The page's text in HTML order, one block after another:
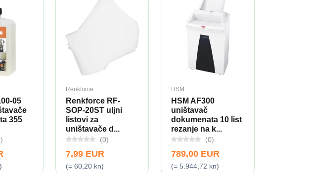
05
355
Renkforce
Renkforce RF-
SOP-20ST uljni
listovi za
uništavače d...
(0)
7,99 EUR
(= 60,20 kn)
HSM
HSM AF300
uništavač
dokumenata 10 list
rezanje na k...
(0)
789,00 EUR
(= 5.944,72 kn)